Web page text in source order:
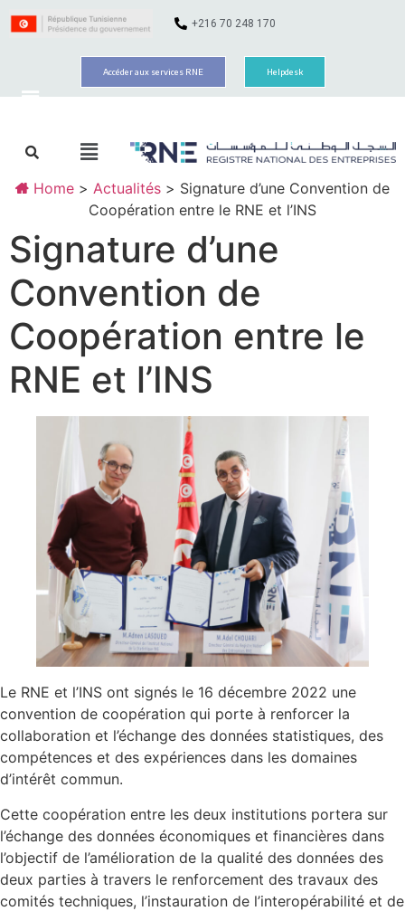
+216 70 248 170
Accéder aux services RNE Helpdesk
Home > Actualités > Signature d’une Convention de
Coopération entre le RNE et l’INS
Signature d’une
Convention de
Coopération entre le
RNE et l’INS
Le RNE et l’INS ont signés le 16 décembre 2022 une
convention de coopération qui porte à renforcer la
collaboration et l’échange des données statistiques, des
compétences et des expériences dans les domaines
d’intérêt commun.
Cette coopération entre les deux institutions portera sur
l’échange des données économiques et financières dans
l’objectif de l’amélioration de la qualité des données des
deux parties à travers le renforcement des travaux des
comités techniques, l’instauration de l’interopérabilité et de